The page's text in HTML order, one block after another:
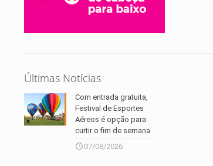
Últimas Notícias
Com entrada gratuita,
Festival de Esportes
Aéreos é opção para
curtir o fim de semana
07/08/2026